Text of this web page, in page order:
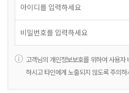
고객님의 개인정보보호를 위하여 사용자
하시고 타인에게 노출되지 않도록 주의